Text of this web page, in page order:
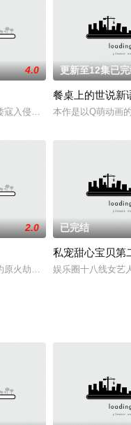
意外结识了浪子虎子，二人
一个普通的人一一辛云，在
4.0
寇入侵，围棋界也遭受了前所
更新至12集已完
餐桌上的世说新
本作是以Q萌动画
案”而屡遭暗杀。此时，堡
，他和超威战队的伙伴们并
2.0
原火劫历沧桑。
已完结
私宠甜心宝贝第
娱乐圈十八线女艺